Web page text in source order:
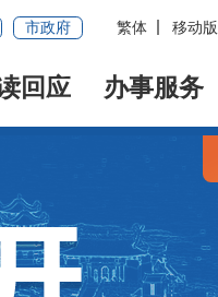
市政府 繁体 移动版
回应 办事服务